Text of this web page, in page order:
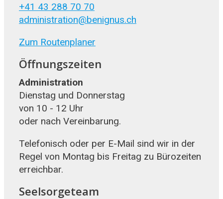
+41 43 288 70 70
administration@benignus.ch
Zum Routenplaner
Öffnungszeiten
Administration
Dienstag und Donnerstag
von 10 - 12 Uhr
oder nach Vereinbarung.
Telefonisch oder per E-Mail sind wir in der
Regel von Montag bis Freitag zu Bürozeiten
erreichbar.
Seelsorgeteam